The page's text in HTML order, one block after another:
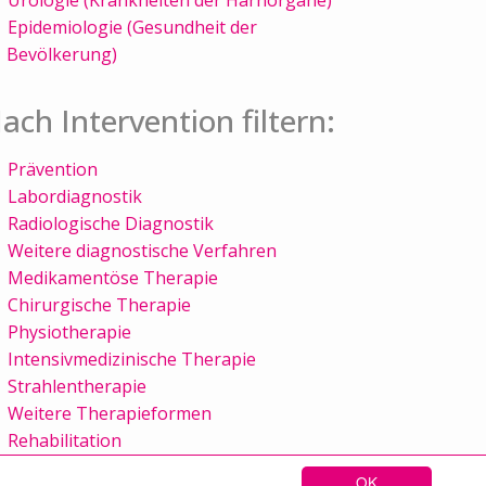
OK
Epidemiologie (Gesundheit der
Bevölkerung)
Intervention filtern:
Prävention
Labordiagnostik
Radiologische Diagnostik
Weitere diagnostische Verfahren
Medikamentöse Therapie
Chirurgische Therapie
Physiotherapie
Intensivmedizinische Therapie
Strahlentherapie
Weitere Therapieformen
Rehabilitation